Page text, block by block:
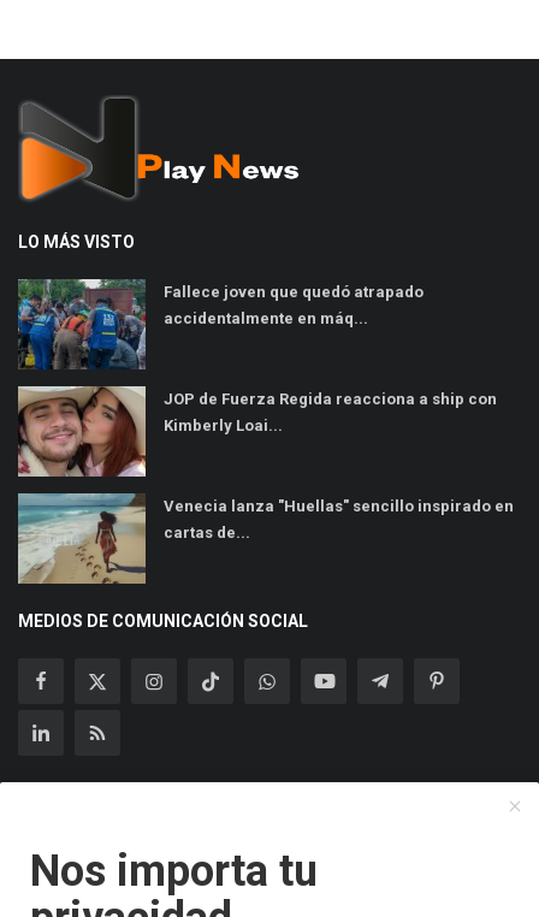
LO MÁS VISTO
Fallece joven que quedó atrapado
accidentalmente en máq...
JOP de Fuerza Regida reacciona a ship con
Kimberly Loai...
Venecia lanza "Huellas" sencillo inspirado en
cartas de...
MEDIOS DE COMUNICACIÓN SOCIAL
Nos importa tu